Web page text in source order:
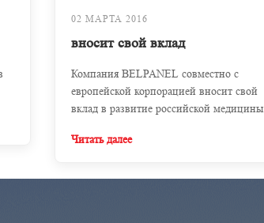
02 МАРТА 2016
вносит свой вклад
Компания BELPANEL совместно с
европейской корпорацией вносит свой
вклад в развитие российской медицины.
Читать далее